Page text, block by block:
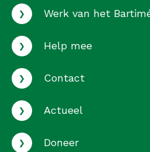
› Werk van het
› Help mee
› Contact
› Actueel
› Doneer